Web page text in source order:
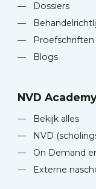
—
Dossiers
—
—
—
Blogs
NVD
—
Bekijk alles
—
NVD
—
On Demand
—
Externe